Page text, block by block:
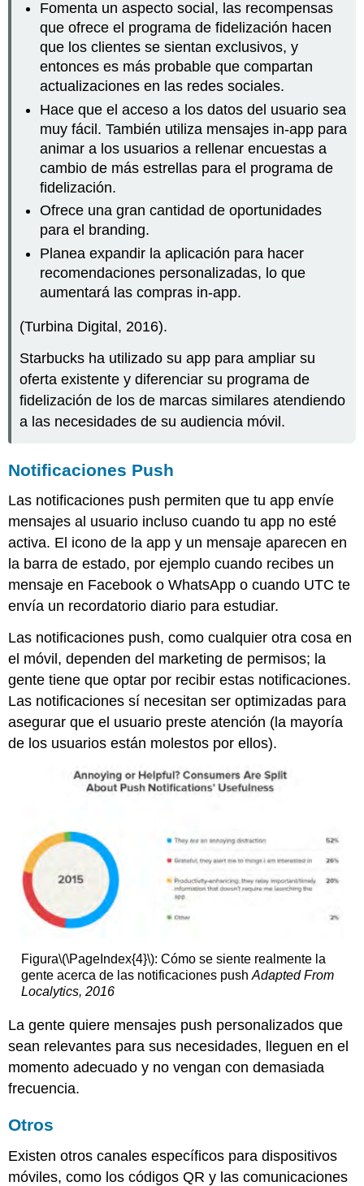
Fomenta un aspecto social, las recompensas
que ofrece el programa de fidelización hacen
que los clientes se sientan exclusivos, y
entonces es más probable que compartan
actualizaciones en las redes sociales.
Hace que el acceso a los datos del usuario sea
muy fácil. También utiliza mensajes in-app para
animar a los usuarios a rellenar encuestas a
cambio de más estrellas para el programa de
fidelización.
Ofrece una gran cantidad de oportunidades
para el branding.
Planea expandir la aplicación para hacer
recomendaciones personalizadas, lo que
aumentará las compras in-app.
(Turbina Digital, 2016).
Starbucks ha utilizado su app para ampliar su
oferta existente y diferenciar su programa de
fidelización de los de marcas similares atendiendo
a las necesidades de su audiencia móvil.
Notificaciones Push
Las notificaciones push permiten que tu app envíe
mensajes al usuario incluso cuando tu app no esté
activa. El icono de la app y un mensaje aparecen en
la barra de estado, por ejemplo cuando recibes un
mensaje en Facebook o WhatsApp o cuando UTC te
envía un recordatorio diario para estudiar.
Las notificaciones push, como cualquier otra cosa en
el móvil, dependen del marketing de permisos; la
gente tiene que optar por recibir estas notificaciones.
Las notificaciones sí necesitan ser optimizadas para
asegurar que el usuario preste atención (la mayoría
de los usuarios están molestos por ellos).
Figura\(\PageIndex{4}\): Cómo se siente realmente la
gente acerca de las notificaciones push Adapted From
Localytics, 2016
La gente quiere mensajes push personalizados que
sean relevantes para sus necesidades, lleguen en el
momento adecuado y no vengan con demasiada
frecuencia.
Otros
Existen otros canales específicos para dispositivos
móviles, como los códigos QR y las comunicaciones